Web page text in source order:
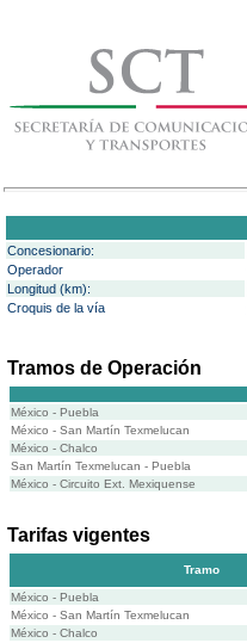
Concesionario:
Operador
Longitud (km):
Croquis de la vía
Tramos de Operación
México - Puebla
México - San Martín Texmelucan
México - Chalco
San Martín Texmelucan - Puebla
México - Circuito Ext. Mexiquense
Tarifas vigentes
Tramo
México - Puebla
México - San Martín Texmelucan
México - Chalco